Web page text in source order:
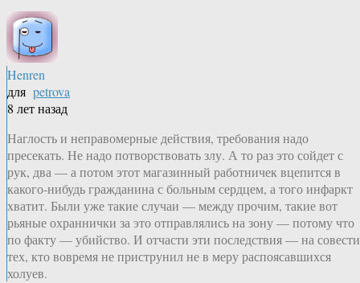
Henren
для petrova
8 лет назад
Наглость и неправомерные действия, требования надо
пресекать. Не надо потворствовать злу. А то раз это сойдет с
рук, два — а потом этот магазинный работничек вцепится в
какого-нибудь гражданина с больным сердцем, а того инфаркт
хватит. Были уже такие случаи — между прочим, такие вот
рьяные охраннички за это отправлялись на зону — потому что
по факту — убийство. И отчасти эти последствия — на совести
тех, кто вовремя не приструнил не в меру распоясавшихся
холуев.